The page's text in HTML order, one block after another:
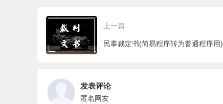
上一篇
民事裁定书(简易程序转为普通程序用)
发表评论
匿名网友